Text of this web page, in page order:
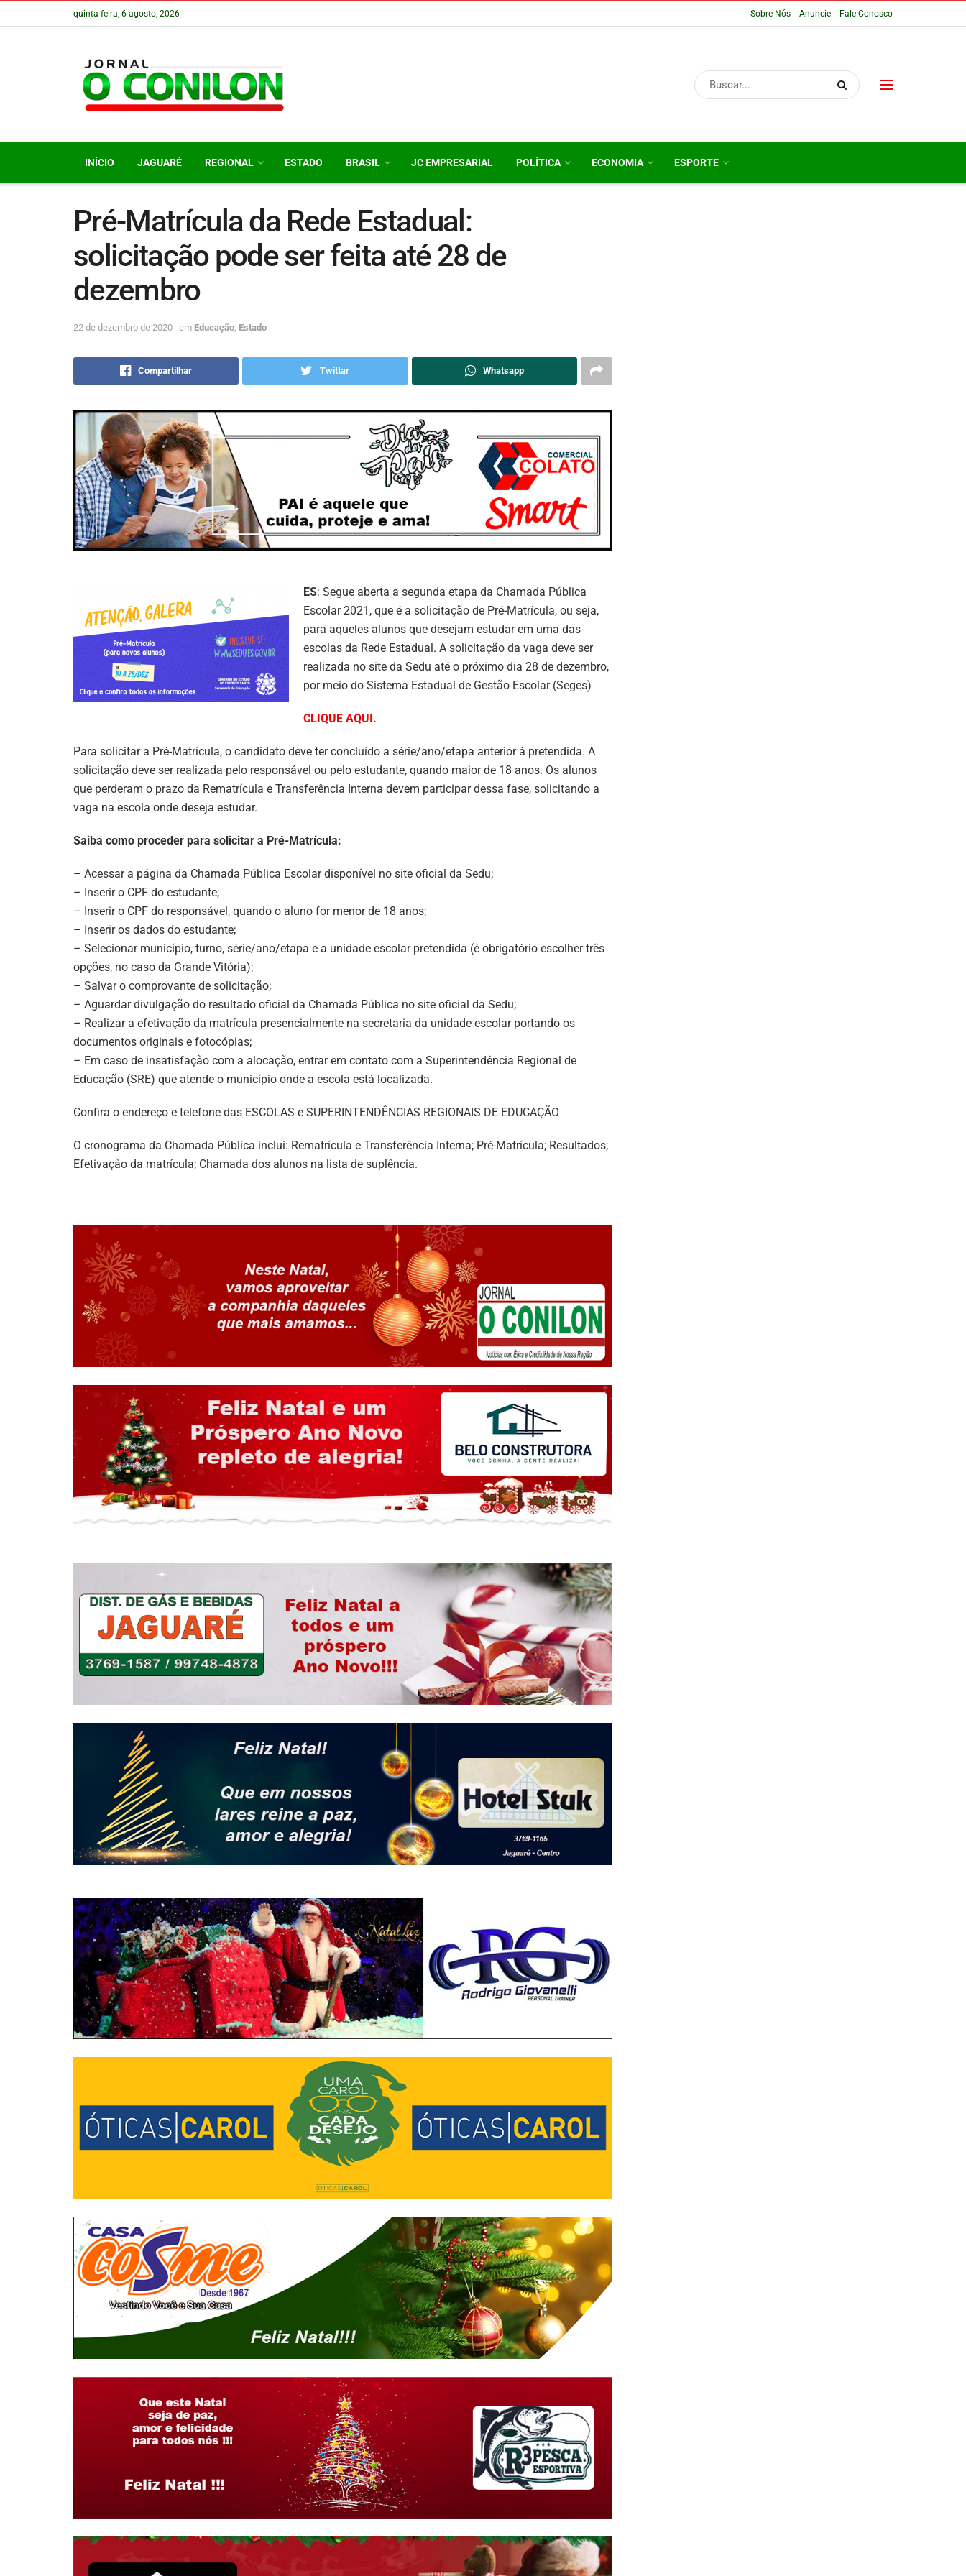
quinta-feira, 6 agosto, 2026 Sobre Nós Anuncie Fale Conosco
INÍCIO JAGUARÉ REGIONAL ESTADO BRASIL JC EMPRESARIAL POLÍTICA ECONOMIA ESPORTE
Pré-Matrícula da Rede Estadual:
solicitação pode ser feita até 28 de
dezembro
22 de dezembro de 2020 em Educação Estado
Compartilhar Twittar Whatsapp
ES: Segue aberta a segunda etapa da Chamada Pública
Escolar 2021, que é a solicitação de Pré-Matrícula, ou seja,
para aqueles alunos que desejam estudar em uma das
escolas da Rede Estadual. A solicitação da vaga deve ser
realizada no site da Sedu até o próximo dia 28 de dezembro,
por meio do Sistema Estadual de Gestão Escolar (Seges)
CLIQUE AQUI.
Para solicitar a Pré-Matrícula, o candidato deve ter concluído a série/ano/etapa anterior à pretendida. A
solicitação deve ser realizada pelo responsável ou pelo estudante, quando maior de 18 anos. Os alunos
que perderam o prazo da Rematrícula e Transferência Interna devem participar dessa fase, solicitando a
vaga na escola onde deseja estudar.
Saiba como proceder para solicitar a Pré-Matrícula:
– Acessar a página da Chamada Pública Escolar disponível no site oficial da Sedu;
– Inserir o CPF do estudante;
– Inserir o CPF do responsável, quando o aluno for menor de 18 anos;
– Inserir os dados do estudante;
– Selecionar município, turno, série/ano/etapa e a unidade escolar pretendida (é obrigatório escolher três
opções, no caso da Grande Vitória);
– Salvar o comprovante de solicitação;
– Aguardar divulgação do resultado oficial da Chamada Pública no site oficial da Sedu;
– Realizar a efetivação da matrícula presencialmente na secretaria da unidade escolar portando os
documentos originais e fotocópias;
– Em caso de insatisfação com a alocação, entrar em contato com a Superintendência Regional de
Educação (SRE) que atende o município onde a escola está localizada.
Confira o endereço e telefone das ESCOLAS e SUPERINTENDÊNCIAS REGIONAIS DE EDUCAÇÃO
O cronograma da Chamada Pública inclui: Rematrícula e Transferência Interna; Pré-Matrícula; Resultados;
Efetivação da matrícula; Chamada dos alunos na lista de suplência.